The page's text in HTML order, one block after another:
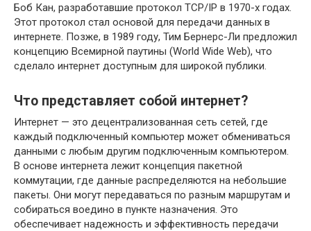
Боб Кан, разработавшие протокол TCP/IP в 1970-х годах.
Этот протокол стал основой для передачи данных в
интернете. Позже, в 1989 году, Тим Бернерс-Ли предложил
концепцию Всемирной паутины (World Wide Web), что
сделало интернет доступным для широкой публики.
Что представляет собой интернет?
Интернет — это децентрализованная сеть сетей, где
каждый подключенный компьютер может обмениваться
данными с любым другим подключенным компьютером.
В основе интернета лежит концепция пакетной
коммутации, где данные распределяются на небольшие
пакеты. Они могут передаваться по разным маршрутам и
собираться воедино в пункте назначения. Это
обеспечивает надежность и эффективность передачи